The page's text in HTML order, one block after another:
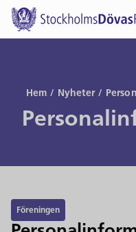
Hem / Nyheter /
Föreningen